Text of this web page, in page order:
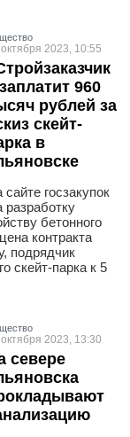
2023, 10:55
960
рублей за
скейт-
в
сайте госзакупок
бетонного
контракта
подрядчик
скейт-парка к 5
2023, 13:30
севере